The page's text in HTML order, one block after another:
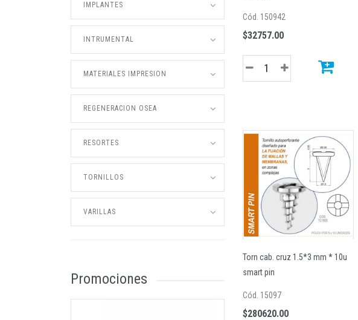
IMPLANTES
INTRUMENTAL
MATERIALES IMPRESION
REGENERACION OSEA
RESORTES
TORNILLOS
VARILLAS
Promociones
Cód. 150942
$32757.00
Torn cab. cruz 1.5*3 mm * 10u
smart pin
Cód. 15097
$280620.00